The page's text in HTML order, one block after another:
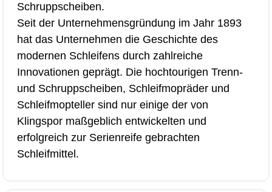
Schruppscheiben.
Seit der Unternehmensgründung im Jahr 1893
hat das Unternehmen die Geschichte des
modernen Schleifens durch zahlreiche
Innovationen geprägt. Die hochtourigen Trenn-
und Schruppscheiben, Schleifmopräder und
Schleifmopteller sind nur einige der von
Klingspor maßgeblich entwickelten und
erfolgreich zur Serienreife gebrachten
Schleifmittel.